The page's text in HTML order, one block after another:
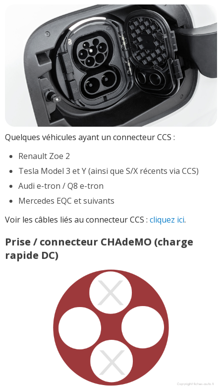
Quelques véhicules ayant un connecteur CCS :
Renault Zoe 2
Tesla Model 3 et Y (ainsi que S/X récents via CCS)
Audi e-tron / Q8 e-tron
Mercedes EQC et suivants
Voir les câbles liés au connecteur CCS : cliquez ici.
Prise / connecteur CHAdeMO (charge
rapide DC)